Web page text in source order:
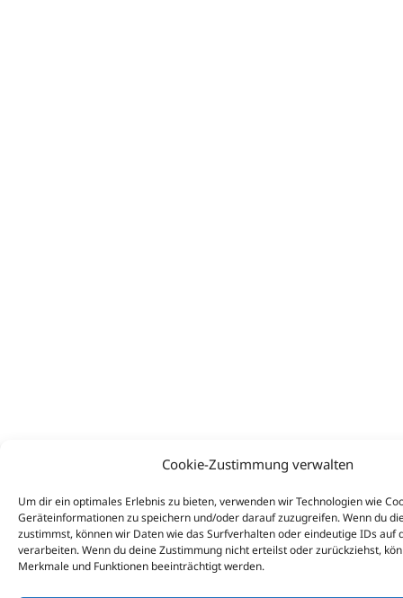
Cookie-Zustimmung verwalten
Um dir ein optimales Erlebnis zu bieten, verwenden wir Technologien wie
Geräteinformationen zu speichern und/oder darauf zuzugreifen. Wenn du
zustimmst, können wir Daten wie das Surfverhalten oder eindeutige IDs auf
verarbeiten. Wenn du deine Zustimmung nicht erteilst oder zurückziehst,
Merkmale und Funktionen beeinträchtigt werden.